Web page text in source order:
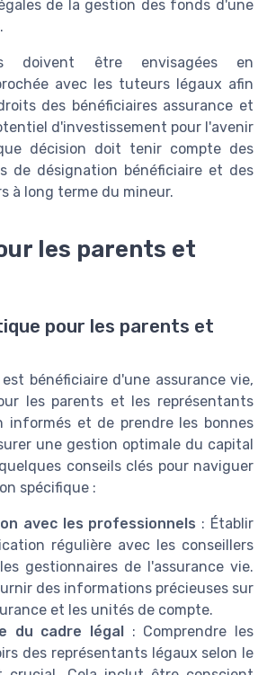
de la gestion des fonds d'une
doivent être envisagées en
avec les tuteurs légaux afin
des bénéficiaires assurance et
d'investissement pour l'avenir
décision doit tenir compte des
de désignation bénéficiaire et des
à long terme du mineur.
les parents et
pour les parents et
bénéficiaire d'une assurance vie,
les parents et les représentants
informés et de prendre les bonnes
une gestion optimale du capital
conseils clés pour naviguer
spécifique :
avec les professionnels : Établir
régulière avec les conseillers
gestionnaires de l'assurance vie.
des informations précieuses sur
et les unités de compte.
du cadre légal : Comprendre les
des représentants légaux selon le